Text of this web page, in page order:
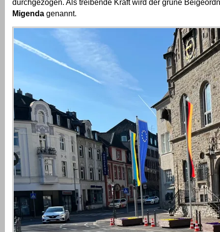
durchgezogen. Als treibende Kraft wird der grüne
Migenda genannt.